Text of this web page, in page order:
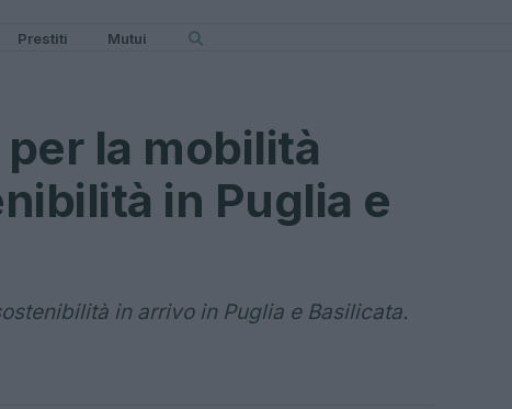
Prestiti Mutui
la mobilità
in Puglia e
in arrivo in Puglia e Basilicata.